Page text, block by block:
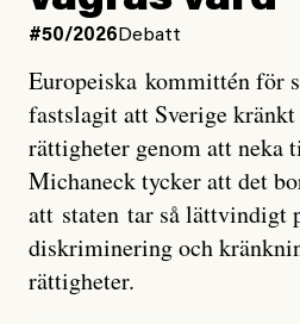
forskare allt oftare varnat för
Det verkar vara en underdrift,
Hausfather.
”Det ser ut som att årets El
sannolikhet kommer att bli den
tillförlitliga mätningar inleddes
#50/2026 Debatt
Europeiska kommittén för
fastslagit att Sverige
rättigheter genom att neka
Michaneck tycker att det
att staten tar så lättvindigt
diskriminering och
rättigheter.